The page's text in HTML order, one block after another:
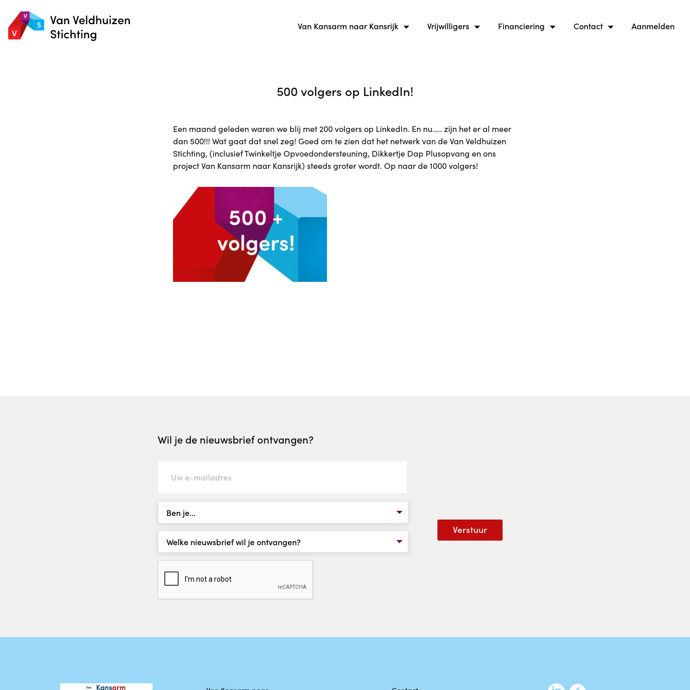
Van Kansarm naar Kansrijk Vrijwilligers Financiering Contact Aanmelden
500 volgers op LinkedIn!
Een maand geleden waren we blij met 200 volgers op LinkedIn. En nu….. zijn het er al meer
dan 500!!! Wat gaat dat snel zeg! Goed om te zien dat het netwerk van de Van Veldhuizen
Stichting, (inclusief Twinkeltje Opvoedondersteuning, Dikkertje Dap Plusopvang en ons
project Van Kansarm naar Kansrijk) steeds groter wordt. Op naar de 1000 volgers!
Wil je de nieuwsbrief ontvangen?